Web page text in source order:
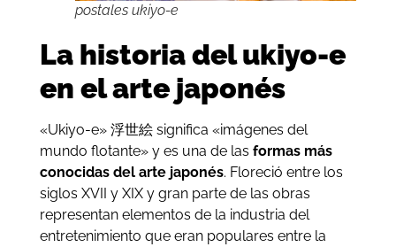
postales ukiyo-e
La historia del ukiyo-e
en el arte japonés
«Ukiyo-e» 浮世絵 significa «imágenes del
mundo flotante» y es una de las formas más
conocidas del arte japonés. Floreció entre los
siglos XVII y XIX y gran parte de las obras
representan elementos de la industria del
entretenimiento que eran populares entre la